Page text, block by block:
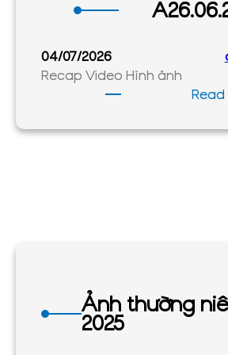
04/07/2026
Recap Video Hình ảnh
Read
Ảnh thường
2025